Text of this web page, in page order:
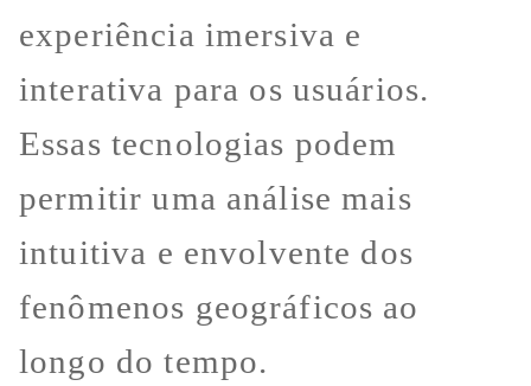
experiência imersiva e
interativa para os usuários.
Essas tecnologias podem
permitir uma análise mais
intuitiva e envolvente dos
fenômenos geográficos ao
longo do tempo.